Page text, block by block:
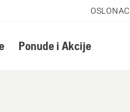
OSLONAC
Ponude i Akcije